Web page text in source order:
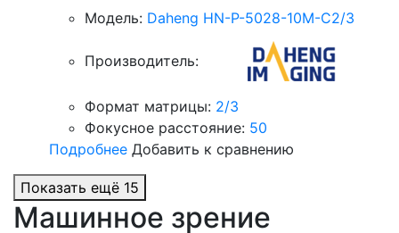
Модель: Daheng HN-P-5028-10M-C2/3
Производитель:
Формат матрицы: 2/3
Фокусное расстояние: 50
Подробнее Добавить к сравнению
Показать ещё 15
Машинное зрение